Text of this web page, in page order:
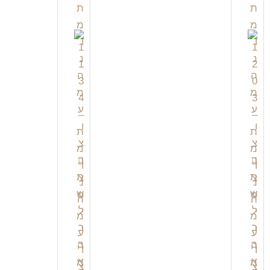
צ
פ
י
י
ה
מ
צ
פ
י
י
ה
מ